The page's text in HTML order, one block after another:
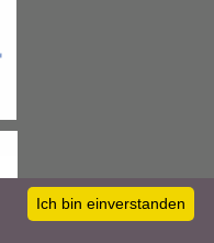
Ich bin einverstanden